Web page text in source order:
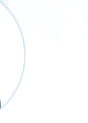
解説